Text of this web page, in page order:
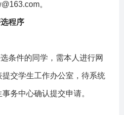
。
程序
条件的同学，需本人进行网
提交学生工作办公室，待系统
务中心确认提交申请。